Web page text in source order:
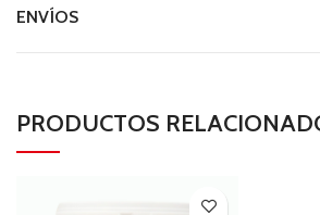
ENVÍOS
PRODUCTOS